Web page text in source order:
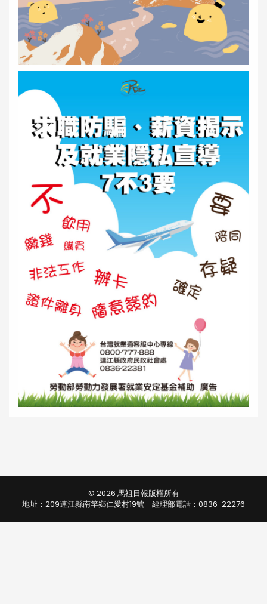
© 2026 馬祖日報版權所有
地址：209連江縣南竿鄉仁愛村19號｜經理部電話：0836-22276